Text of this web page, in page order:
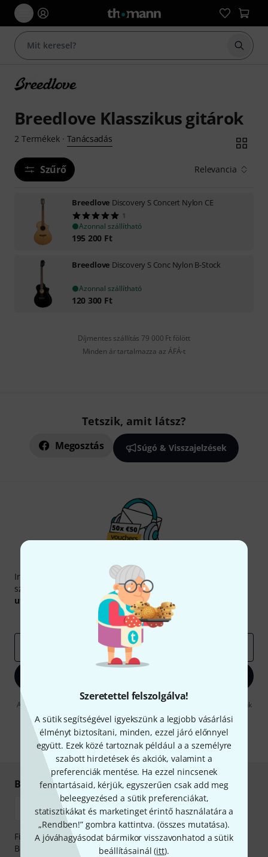
Szeretettel felszolgálva!
A sütik segítségével igyekszünk a legjobb vásárlási
élményt biztosítani, minden, ezzel járó előnnyel
együtt. Ezek közé tartoznak például a a személyre
szabott hirdetések és akciók, valamint a
preferenciák mentése. Ha ezzel nincsenek
fenntartásaid, kérjük, egyszerűen csak add meg
beleegyezésed a sütik preferenciákat,
statisztikákat és marketinget érintő használatára a
„Rendben!” gombra kattintva. (összes mutatása).
A jóváhagyásodat bármikor visszavonhatod a sütik
beállításainál (itt).
Breedlove Klasszikus gitárok
2 Termékek· Tanácsadás
Szűrő Relevancia
Breedlove Discovery S Concert Nylon CE
1
Azonnal szállítható
195 200 Ft
Breedlove Discovery S Conc Nylon B-Stock
Azonnal szállítható
120 300 Ft
Díjmentes szállítás 79 000 Ft fölött
Minden ár tartalmazza az ÁFÁ-t
Tetszik, amit látsz?
Megosztás Súgó & Visszajelzések
Thomann hírlevél
Iratkozz fel a Thomann angol nyelvű hírlevelére, és kis
szerencsével megnyerheted a50egyenként
utalvány
Inspiráló gondolatok
Akciók
A "Bejelentkezés" gombra kattintva elfogadja, hogy e-mailben küldjünk
önnek hirdetéseket. Bármikor leiratkozhat erről. A hírlevélről további
információkat azdata protection guideline-ben talál.
* Kitöltés kötelező
Biztonságos vásárlás és fizetés
Fizessen biztonságosan, titkosítással: Banki átutalás vagy
Betéti- vagy hitelkártya segítségével